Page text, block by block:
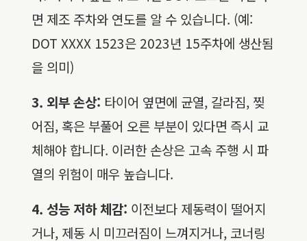
면 제조 주차와 연도를 알 수 있습니다. (예:
DOT XXXX 1523은 2023년 15주차에 생산됨
을 의미)
3. 외부 손상: 타이어 옆면에 균열, 갈라짐, 찢
어짐, 혹은 부풀어 오른 부분이 있다면 즉시 교
체해야 합니다. 이러한 손상은 고속 주행 시 파
열의 위험이 매우 높습니다.
4. 성능 저하 체감: 이전보다 제동력이 떨어지
거나, 제동 시 미끄러짐이 느껴지거나, 코너링